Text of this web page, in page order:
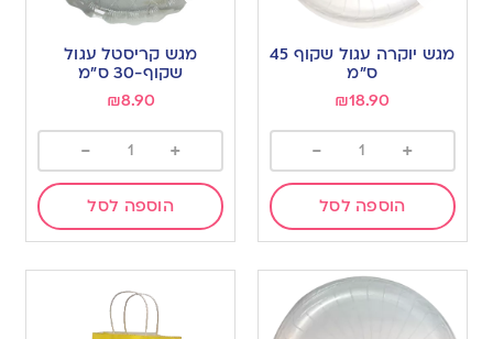
to
wishlist
מגש יוקרה עגול שקוף 45
ס”מ
₪18.90
+
-
הוספה לסל
wishlist
מגש קריסטל עגול
שקוף-30 ס”מ
₪8.90
+
-
הוספה לסל